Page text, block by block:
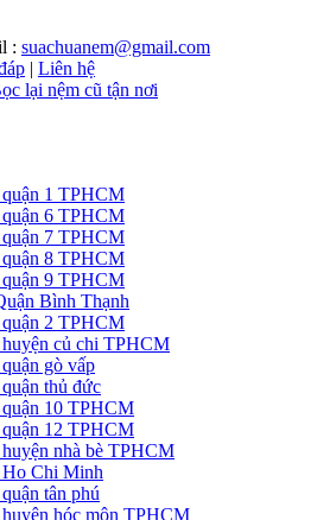
: suachuanem@gmail.com
| Liên hệ
quận 1 TPHCM
quận 6 TPHCM
quận 7 TPHCM
quận 8 TPHCM
quận 9 TPHCM
Bình Thạnh
quận 2 TPHCM
huyện củ chi TPHCM
gò vấp
thủ đức
quận 10 TPHCM
quận 12 TPHCM
nhà bè TPHCM
Ho Chi Minh
tân phú
huyện hóc môn TPHCM